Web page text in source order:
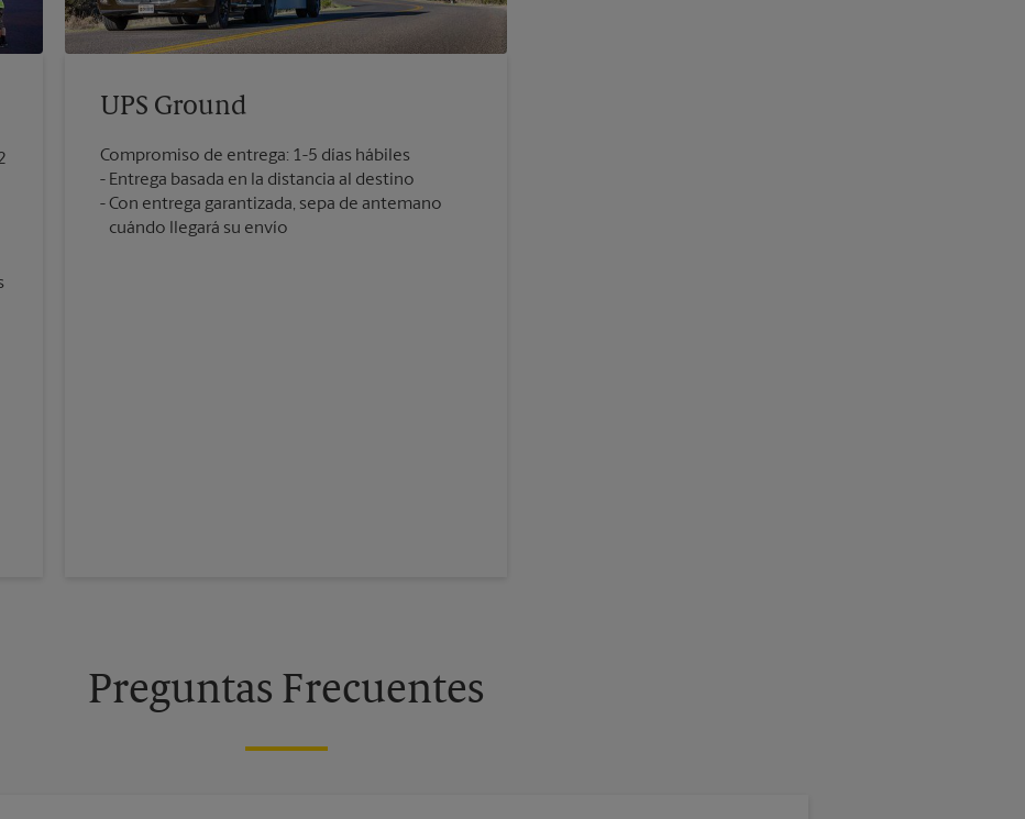
UPS Ground
Compromiso de entrega: 1-5 días hábiles
Entrega basada en la distancia al destino
Con entrega garantizada, sepa de antemano
cuándo llegará su envío
Preguntas Frecuentes